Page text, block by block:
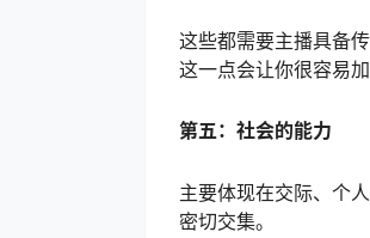
这些都需要主播具备
这一点会让你很容易
第五：社会的能力
主要体现在交际、个
密切交集。